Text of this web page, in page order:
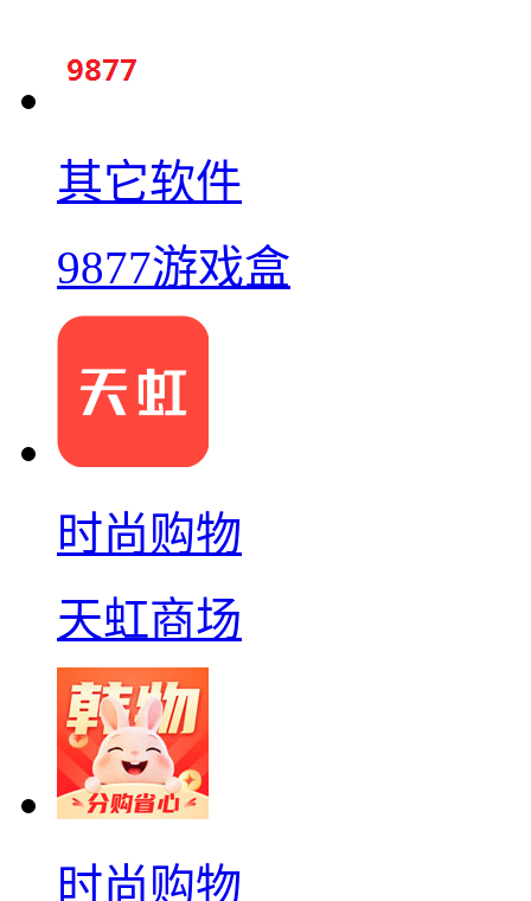
其它软件
9877游戏盒
时尚购物
天虹商场
时尚购物